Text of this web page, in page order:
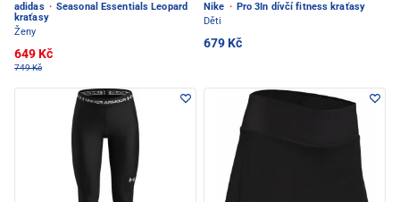
adidas · Seasonal Essentials Leopard
kraťasy
Ženy
649 Kč
749 Kč
Nike · Pro 3In dívčí fitness kraťasy
Děti
679 Kč